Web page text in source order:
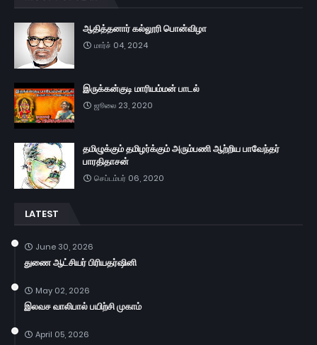
ஆதித்தனார் கல்லூரி பொன்விழா
மார்ச் 04, 2024
இருக்கன்குடி மாரியம்மன் பாடல்
ஜூலை 23, 2020
தமிழுக்கும் தமிழர்க்கும் அரும்பணி ஆற்றிய பாவேந்தர்
பாரதிதாசன்
செப்டம்பர் 06, 2020
LATEST
June 30, 2026
துணை ஆட்சியர் பிரியதர்ஷினி
May 02, 2026
இலவச வாலிபால் பயிற்சி முகாம்
April 05, 2026